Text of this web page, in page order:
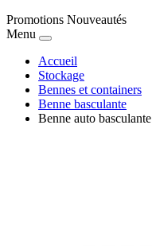
Promotions Nouveautés
Menu
Accueil
Stockage
Bennes et containers
Benne basculante
Benne auto basculante